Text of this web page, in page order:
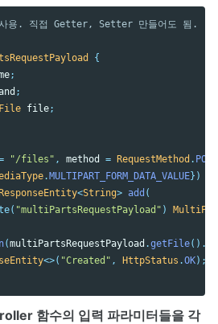
용. 직접 Getter, Setter 만들어도 됨.
{
;
;
file;
"/files" , method = RequestMethod . POST
.MULTIPART_FORM_DATA_VALUE})
<String> add (
( "multiPartsRequestPayload" )
(multiPartsRequestPayload .getFile().
<>( "Created" , HttpStatus .OK);
함수의 입력 파라미터들을 각